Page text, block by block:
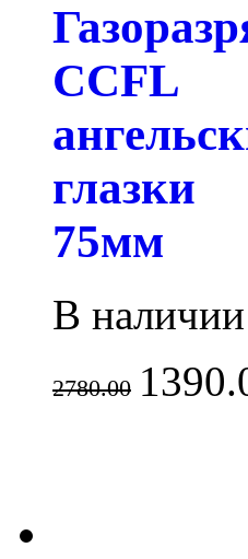
CCFL
глазки
75мм
В наличии
2780.00